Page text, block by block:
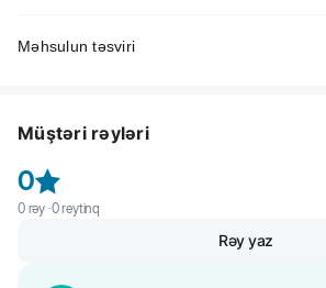
Məhsulun təsviri
uyğundur. Sağlamlıq üçün zərərsiz və
Müştəri rəyləri
0
0rəy ·0reytinq
Rəy yaz